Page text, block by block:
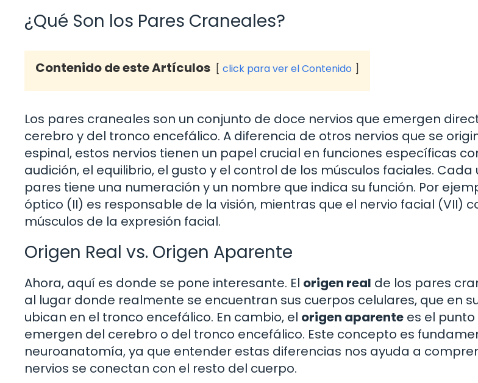
¿Qué Son los Pares Craneales?
Contenido de este Artículos click para ver el Contenido
Los pares craneales son un conjunto de doce nervios que emergen
cerebro y del tronco encefálico. A diferencia de otros nervios que se
espinal, estos nervios tienen un papel crucial en funciones específicas
audición, el equilibrio, el gusto y el control de los músculos faciales. Cada
pares tiene una numeración y un nombre que indica su función. Por
óptico (II) es responsable de la visión, mientras que el nervio facial (VII)
músculos de la expresión facial.
Origen Real vs. Origen Aparente
Ahora, aquí es donde se pone interesante. El origen real de los pares
al lugar donde realmente se encuentran sus cuerpos celulares, que en
ubican en el tronco encefálico. En cambio, el origen aparente es el
emergen del cerebro o del tronco encefálico. Este concepto es
neuroanatomía, ya que entender estas diferencias nos ayuda a
nervios se conectan con el resto del cuerpo.